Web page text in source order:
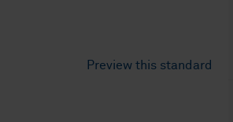
Preview this standard